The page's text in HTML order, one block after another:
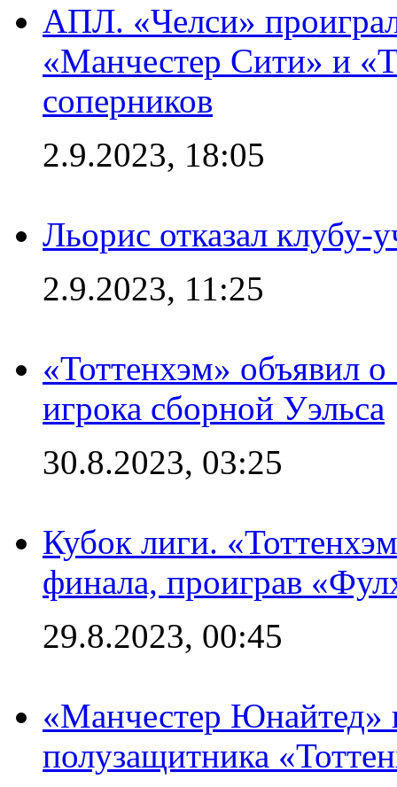
АПЛ. «Челси»
«Манчестер Сити» и
соперников
2.9.2023, 18:05
Льорис отказал клубу-
2.9.2023, 11:25
«Тоттенхэм» объявил
игрока сборной Уэльса
30.8.2023, 03:25
Кубок лиги.
финала, проиграв
29.8.2023, 00:45
«Манчестер Юнайтед»
полузащитника